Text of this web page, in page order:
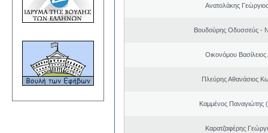
Ανατολάκης
Βουδούρης Οδυσσεύς -
Οικονόμου
Πλεύρης Αθανάσιος
Καμμένος Παναγιώτης
Καρατζαφέρης